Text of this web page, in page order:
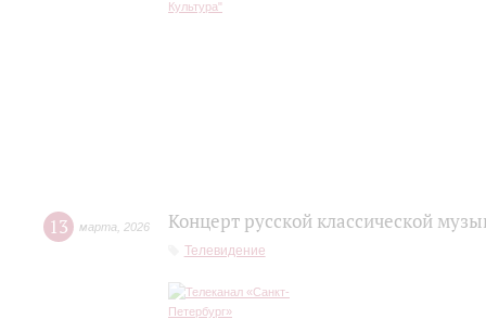
13 марта 2026 Концерт русской классической
Телевидение